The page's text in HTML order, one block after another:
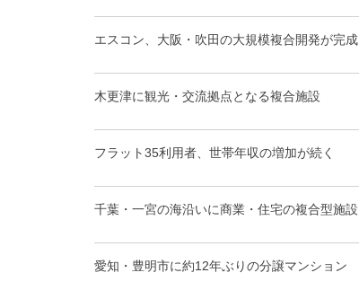
エスコン、大阪・吹田の大規模複合開発が完成
木更津に観光・交流拠点となる複合施設
フラット35利用者、世帯年収の増加が続く
千葉・一宮の海沿いに商業・住宅の複合型施設
愛知・豊明市に約12年ぶりの分譲マンション